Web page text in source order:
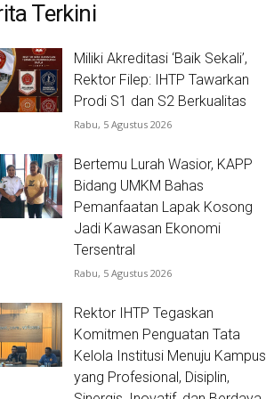
Terkini
Miliki Akreditasi ‘Baik Sekali’,
Rektor Filep: IHTP Tawarkan
Prodi S1 dan S2 Berkualitas
Rabu, 5 Agustus 2026
Bertemu Lurah Wasior, KAPP
Bidang UMKM Bahas
Pemanfaatan Lapak Kosong
Jadi Kawasan Ekonomi
Tersentral
Rabu, 5 Agustus 2026
Rektor IHTP Tegaskan
Komitmen Penguatan Tata
Kelola Institusi Menuju Kampus
yang Profesional, Disiplin,